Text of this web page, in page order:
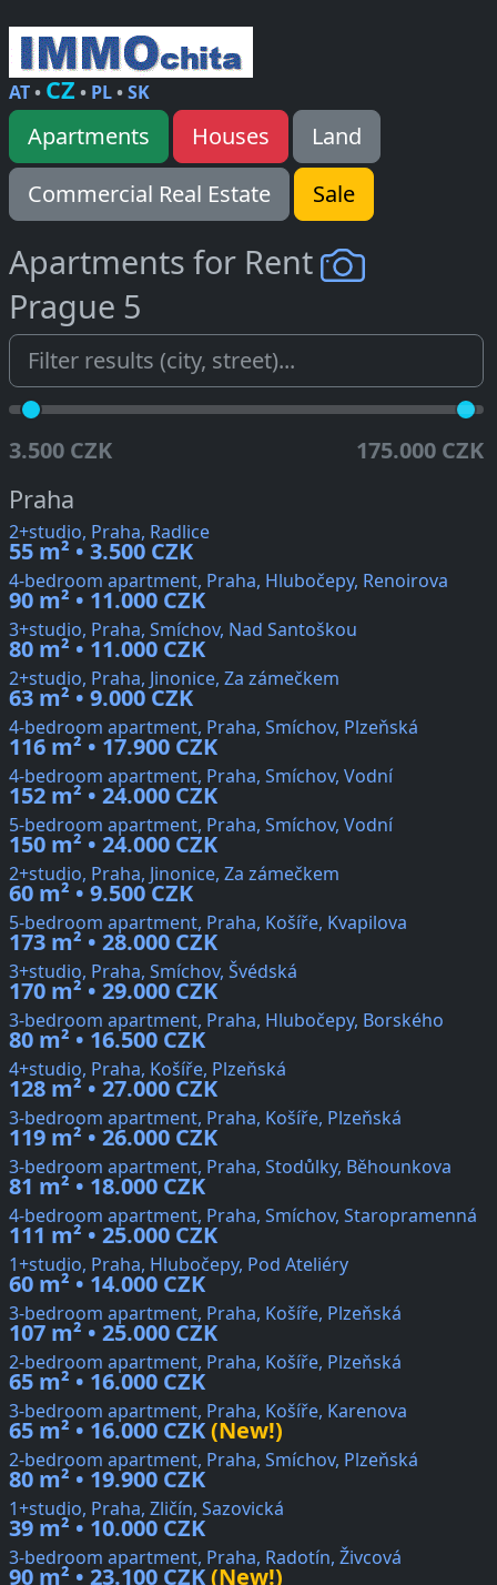
AT• CZ • PL•SK
Apartments Houses
Land
Commercial Real Estate
Sale
Apartments for Rent
Prague 5
3.500 CZK 175.000 CZK
Praha
2+studio, Praha, Radlice
55 m² • 3.500 CZK
4-bedroom apartment, Praha, Hlubočepy, Renoirova
90 m² • 11.000 CZK
3+studio, Praha, Smíchov, Nad Santoškou
80 m² • 11.000 CZK
2+studio, Praha, Jinonice, Za zámečkem
63 m² • 9.000 CZK
4-bedroom apartment, Praha, Smíchov, Plzeňská
116 m² • 17.900 CZK
4-bedroom apartment, Praha, Smíchov, Vodní
152 m² • 24.000 CZK
5-bedroom apartment, Praha, Smíchov, Vodní
150 m² • 24.000 CZK
2+studio, Praha, Jinonice, Za zámečkem
60 m² • 9.500 CZK
5-bedroom apartment, Praha, Košíře, Kvapilova
173 m² • 28.000 CZK
3+studio, Praha, Smíchov, Švédská
170 m² • 29.000 CZK
3-bedroom apartment, Praha, Hlubočepy, Borského
80 m² • 16.500 CZK
4+studio, Praha, Košíře, Plzeňská
128 m² • 27.000 CZK
3-bedroom apartment, Praha, Košíře, Plzeňská
119 m² • 26.000 CZK
3-bedroom apartment, Praha, Stodůlky, Běhounkova
81 m² • 18.000 CZK
4-bedroom apartment, Praha, Smíchov, Staropramenná
111 m² • 25.000 CZK
1+studio, Praha, Hlubočepy, Pod Ateliéry
60 m² • 14.000 CZK
3-bedroom apartment, Praha, Košíře, Plzeňská
107 m² • 25.000 CZK
2-bedroom apartment, Praha, Košíře, Plzeňská
65 m² • 16.000 CZK
3-bedroom apartment, Praha, Košíře, Karenova
65 m² • 16.000 CZK(New!)
2-bedroom apartment, Praha, Smíchov, Plzeňská
80 m² • 19.900 CZK
1+studio, Praha, Zličín, Sazovická
39 m² • 10.000 CZK
3-bedroom apartment, Praha, Radotín, Živcová
90 m² • 23.100 CZK(New!)